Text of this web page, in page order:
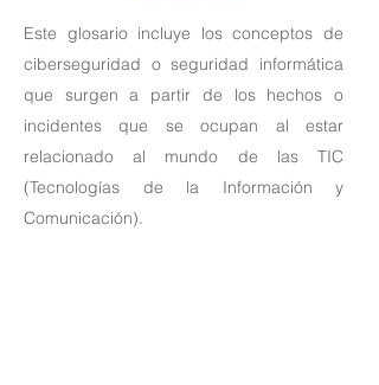
Este glosario incluye los conceptos de
ciberseguridad o seguridad informática
que surgen a partir de los hechos o
incidentes que se ocupan al estar
relacionado al mundo de las TIC
(Tecnologías de la Información y
Comunicación).